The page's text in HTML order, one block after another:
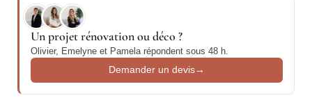
Un projet rénovation ou déco ?
Olivier, Emelyne et Pamela répondent sous 48 h.
Demander un devis→